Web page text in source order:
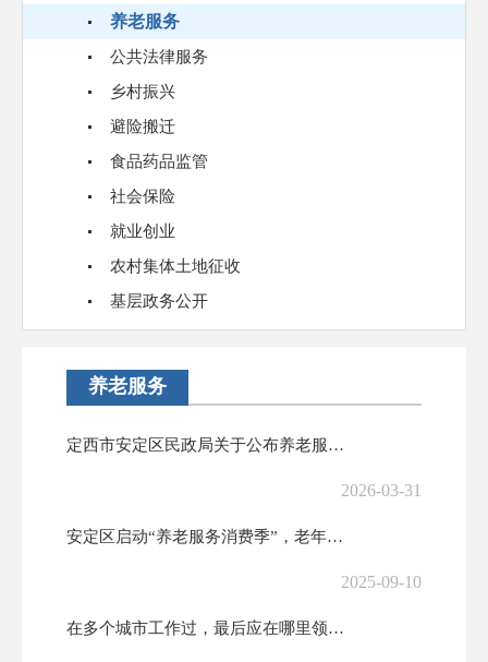
养老服务
公共法律服务
乡村振兴
避险搬迁
食品药品监管
社会保险
就业创业
农村集体土地征收
基层政务公开
养老服务
定西市安定区民政局关于公布养老服务突出问题整治线索举报渠道的公告
2026-03-31
安定区启动“养老服务消费季”，老年助餐优惠券来了！
2025-09-10
在多个城市工作过，最后应在哪里领基本养老金？